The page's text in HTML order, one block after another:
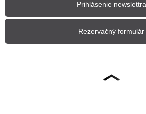
Prihlásenie newslettra
Rezervačný formulár